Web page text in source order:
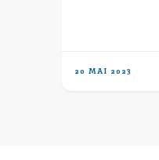
20 MAI 2023